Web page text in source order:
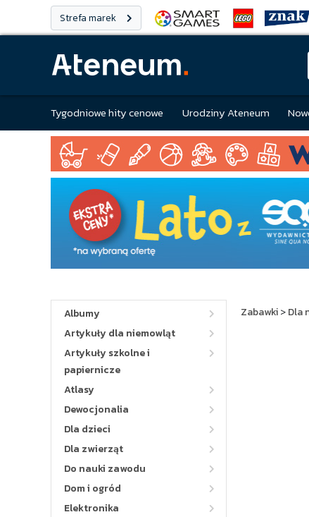
Strefa marek
Tygodniowe hity cenowe Urodziny Ateneum
Albumy
Artykuły dla niemowląt
Artykuły szkolne i
papiernicze
Atlasy
Dewocjonalia
Dla dzieci
Dla zwierząt
Do nauki zawodu
Dom i ogród
Elektronika
Zabawki>Dla